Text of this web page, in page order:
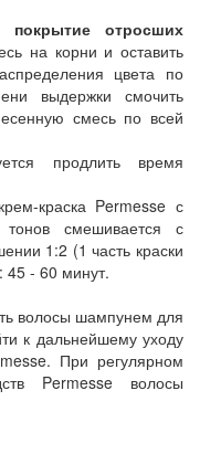
отросших
на корни и оставить
цвета по
выдержки смочить
смесь по всей
продлить время
краска Permesse с
смешивается с
1:2 (1 часть краски
45 - 60 минут.
волосы шампунем для
к дальнейшему уходу
При регулярном
Permesse волосы